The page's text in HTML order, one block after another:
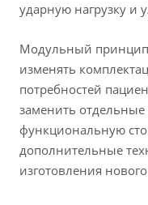
ударную нагрузку и
Модульный принцип
изменять
потребностей
заменить
функциональную
дополнительные
изготовления